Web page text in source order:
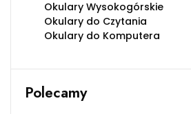
Okulary Wysokogórskie
Okulary do Czytania
Okulary do Komputera
Polecamy